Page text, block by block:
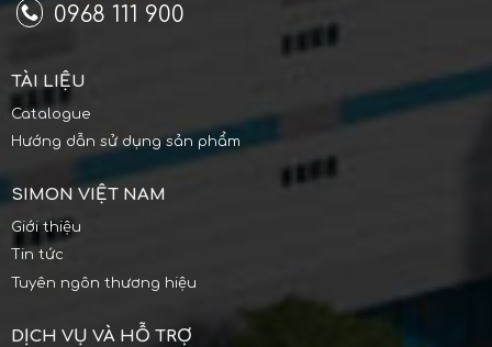
0968 111 900
TÀI LIỆU
Catalogue
Hướng dẫn sử dụng sản phẩm
SIMON VIỆT NAM
Giới thiệu
Tin tức
Tuyên ngôn thương hiệu
DỊCH VỤ VÀ HỖ TRỢ